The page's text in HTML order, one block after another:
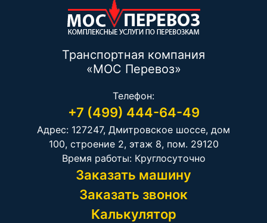
Транспортная компания
«МОС Перевоз»
Телефон:
+7 (499) 444-64-49
Адрес: 127247, Дмитровское шоссе, дом
100, строение 2, этаж 8, пом. 29120
Время работы: Круглосуточно
Заказать машину
Заказать звонок
Калькулятор